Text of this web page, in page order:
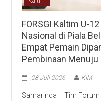
FORSGI Kaltim U-
Nasional di Piala
Empat Pemain
Pembinaan Menuju
28 Juli 2026 KIM
Samarinda – Tim Forum